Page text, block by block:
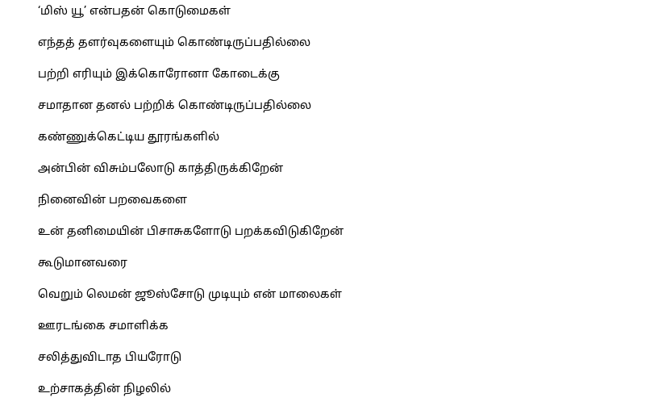
‘மிஸ் யூ’ என்பதன் கொடுமைகள்
எந்தத் தளர்வுகளையும் கொண்டிருப்பதில்லை
பற்றி எரியும் இக்கொரோனா கோடைக்கு
சமாதான தனல் பற்றிக் கொண்டிருப்பதில்லை
கண்ணுக்கெட்டிய தூரங்களில்
அன்பின் விசும்பலோடு காத்திருக்கிறேன்
நினைவின் பறவைகளை
உன் தனிமையின் பிசாசுகளோடு பறக்கவிடுகிறேன்
கூடுமானவரை
வெறும் லெமன் ஜூஸ்சோடு முடியும் என் மாலைகள்
ஊரடங்கை சமாளிக்க
சலித்துவிடாத பியரோடு
உற்சாகத்தின் நிழலில்